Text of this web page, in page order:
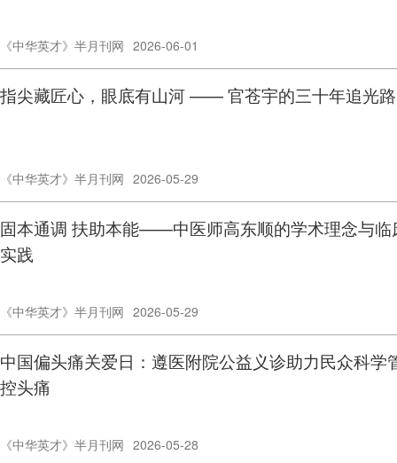
《中华英才》半月刊网 2026-06-01
指尖藏匠心，眼底有山河 —— 官苍宇的三十年追光路
《中华英才》半月刊网 2026-05-29
固本通调 扶助本能——中医师高东顺的学术理念与临
实践
《中华英才》半月刊网 2026-05-29
中国偏头痛关爱日：遵医附院公益义诊助力民众科学
控头痛
《中华英才》半月刊网 2026-05-28